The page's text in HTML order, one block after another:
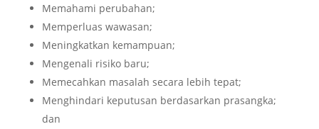
Memahami perubahan;
Memperluas wawasan;
Meningkatkan kemampuan;
Mengenali risiko baru;
Memecahkan masalah secara lebih tepat;
Menghindari keputusan berdasarkan prasangka;
dan